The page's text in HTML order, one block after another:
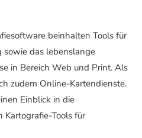
beinhalten Tools für
sowie das lebenslange
in Bereich Web und Print. Als
zudem Online-Kartendienste.
Einblick in die
Kartografie-Tools für